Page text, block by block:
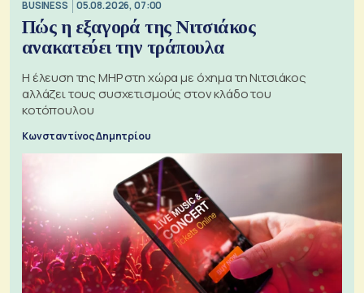
BUSINESS 05.08.2026, 07:00
Πώς η εξαγορά της Νιτσιάκος
ανακατεύει την τράπουλα
H έλευση της MHP στη χώρα με όχημα τη Νιτσιάκος
αλλάζει τους συσχετισμούς στον κλάδο του
κοτόπουλου
Κωνσταντίνος Δημητρίου